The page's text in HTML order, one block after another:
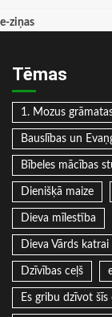
e-ziņas
Tēmas
1. Mozus
Bauslības un
Bībeles mācības
Dienišķā maize
Dieva mīlestība
Dieva Vārds
Dzīvības ceļš
Es gribu dzīvot šīs